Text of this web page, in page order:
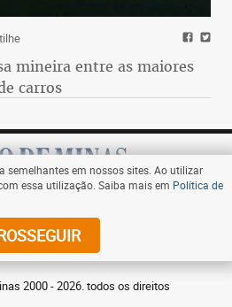
mineira entre as maiores
carros
Assine
2000 - 2026. todos os direitos
semelhantes em nossos sites. Ao utilizar
essa utilização. Saiba mais em Política de